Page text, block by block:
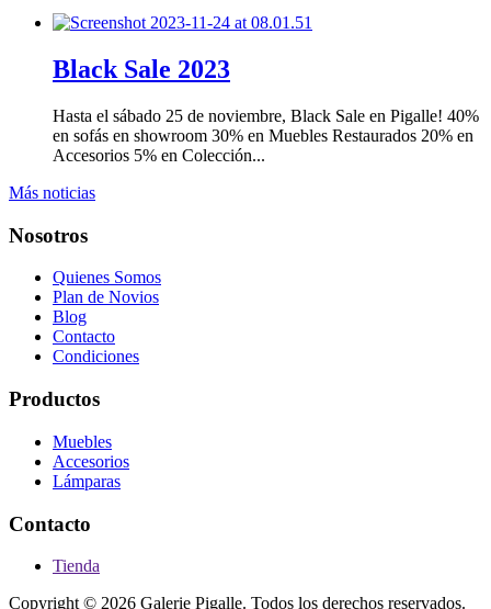
Black Sale 2023
Hasta el sábado 25 de noviembre, Black Sale en Pigalle! 40%
en sofás en showroom 30% en Muebles Restaurados 20% en
Accesorios 5% en Colección...
Más noticias
Nosotros
Quienes Somos
Plan de Novios
Blog
Contacto
Condiciones
Productos
Muebles
Accesorios
Lámparas
Contacto
Tienda
Copyright © 2026 Galerie Pigalle. Todos los derechos reservados.